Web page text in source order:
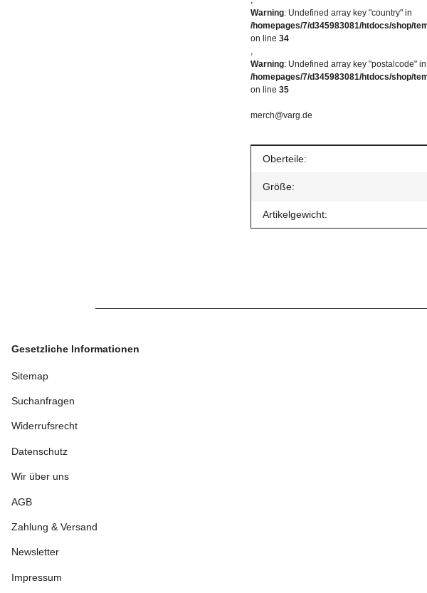
Warning: Undefined array key "country" in
/homepages/7/d345983081/htdocs/shop/
on line 34
,
Warning: Undefined array key "postalcode" in
/homepages/7/d345983081/htdocs/shop/
on line 35
merch@varg.de
Produkteigenschaft
Wert
Oberteile:
Größe:
Artikelgewicht:
Gesetzliche Informationen
Sitemap
Suchanfragen
Widerrufsrecht
Datenschutz
Wir über uns
AGB
Zahlung & Versand
Newsletter
Impressum